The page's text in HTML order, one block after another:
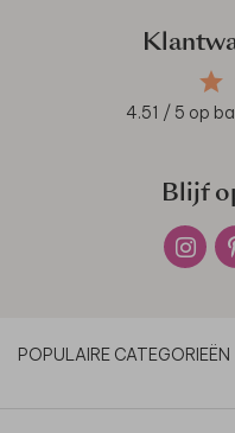
4.51 / 5 op
Blijf
POPULAIRE CATEGORIEËN